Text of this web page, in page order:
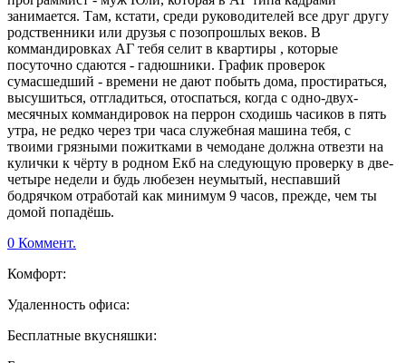
занимается. Там, кстати, среди руководителей все друг другу
родственники или друзья с позопрошлых веков. В
коммандировках АГ тебя селит в квартиры , которые
посуточно сдаются - гадюшники. График проверок
сумасшедший - времени не дают побыть дома, простираться,
высушиться, отгладиться, отоспаться, когда с одно-двух-
месячных коммандировок на перрон сходишь часиков в пять
утра, не редко через три часа служебная машина тебя, с
твоими грязными пожитками в чемодане должна отвезти на
кулички к чёрту в родном Екб на следующую проверку в две-
четыре недели и будь любезен неумытый, неспавший
бодрячком отработай как минимум 9 часов, прежде, чем ты
домой попадёшь.
0 Коммент.
Комфорт:
Удаленность офиса:
Бесплатные вкусняшки: